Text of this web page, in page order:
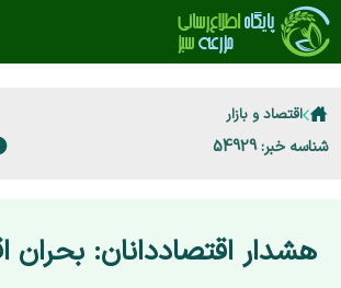
اقتصاد و بازار
شناسه خبر: 54929
هشدار اقتصاددانان: بحران